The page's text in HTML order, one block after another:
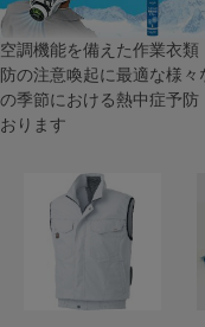
空調機能を備えた作業衣
防の注意喚起に最適な様
の季節における熱中症予
おります